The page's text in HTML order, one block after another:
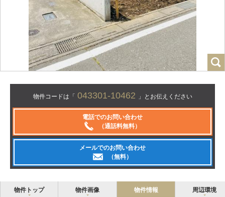
物件コードは「 043301-10462 」とお伝えください
電話でのお問い合わせ
（通話料無料）
メールでのお問い合わせ
（無料）
物件トップ 物件画像 物件情報 周辺環境